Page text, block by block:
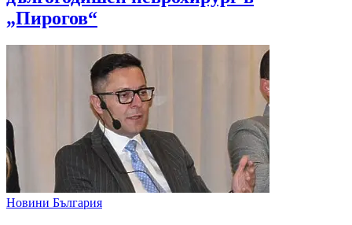
„Пирогов“
Новини България